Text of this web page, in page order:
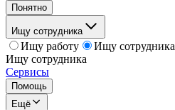
Понятно
Ищу сотрудника
Ищу работу
Ищу сотрудника
Ищу сотрудника
Сервисы
Помощь
Ещё